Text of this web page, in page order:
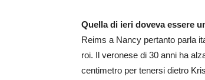
Quella di ieri doveva essere
Reims a Nancy pertanto parla
roi. Il veronese di 30 anni ha
centimetro per tenersi dietro